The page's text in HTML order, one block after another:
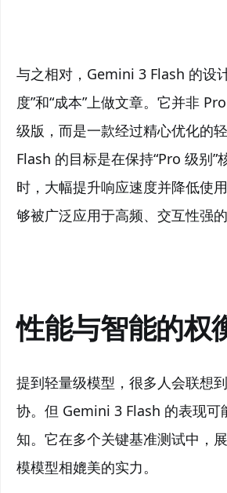
与之相对，Gemini 3 Flash 的设
度”和“成本”上做文章。它并非
级版，而是一款经过精心优化的轻
Flash 的目标是在保持“Pro 级别”
时，大幅提升响应速度并降低使
够被广泛应用于高频、交互性强的
性能与智能的权
提到轻量级模型，很多人会联想
协。但 Gemini 3 Flash 的表现可
知。它在多个关键基准测试中，
模模型相媲美的实力。